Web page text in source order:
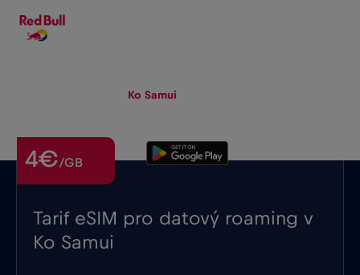
Ko Samui
Tarif eSIM pro datový roaming v
Ko Samui
4€/GB